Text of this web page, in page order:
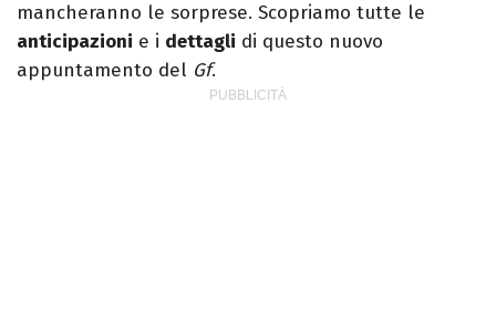
mancheranno le sorprese. Scopriamo tutte le
anticipazioni e i dettagli di questo nuovo
appuntamento del Gf.